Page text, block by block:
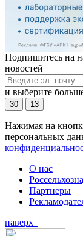
Подпишитесь на
новостей
и выберите
30 13
Нажимая на
персональных
О нас
Партнеры
наверх